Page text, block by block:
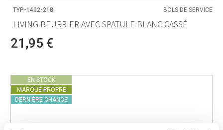
TYP-1402-218 BOLS DE SERVICE
LIVING BEURRIER AVEC SPATULE BLANC CASSÉ
21,95 €
EN STOCK
MARQUE PROPRE
DERNIÈRE CHANCE